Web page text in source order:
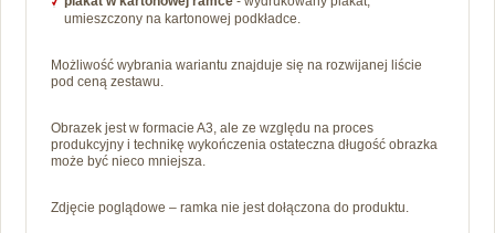
umieszczony na kartonowej podkładce.
Możliwość wybrania wariantu znajduje się na rozwijanej liście
pod ceną zestawu.
Obrazek jest w formacie A3, ale ze względu na proces
produkcyjny i technikę wykończenia ostateczna długość obrazka
może być nieco mniejsza.
Zdjęcie poglądowe – ramka nie jest dołączona do produktu.